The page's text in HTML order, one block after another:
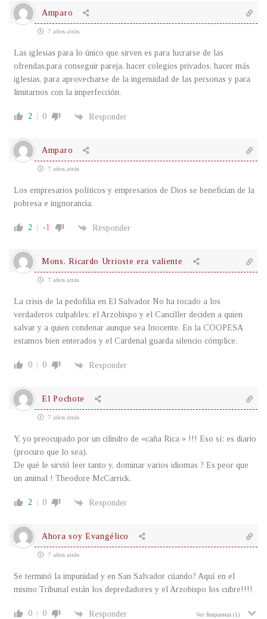
Amparo
7 años atrás
Las iglesias para lo único que sirven es para lucrarse de las
ofrendas,para conseguir pareja, hacer colegios privados, hacer más
iglesias, para aprovecharse de la ingenuidad de las personas y para
limitarnos con la imperfección.
2 0 Responder
Amparo
7 años atrás
Los empresarios políticos y empresarios de Dios se benefician de la
pobresa e ingnorancia.
2 -1 Responder
Mons. Ricardo Urrioste era valiente
7 años atrás
La crisis de la pedofilia en El Salvador No ha tocado a los
verdaderos culpables: el Arzobispo y el Canciller deciden a quien
salvar y a quien condenar aunque sea Inocente. En la COOPESA
estamos bien enterados y el Cardenal guarda silencio cómplice.
0 0 Responder
El Pochote
7 años atrás
Y, yo preocupado por un cilindro de «caña Rica » !!! Eso sí: es diario
(procuro que lo sea).
De qué le sirvió leer tanto y, dominar varios idiomas ? Es peor que
un animal ! Theodore McCarrick.
2 0 Responder
Ahora soy Evangélico
7 años atrás
Se terminó la impunidad y en San Salvador cúando? Aquí en el
mismo Tribunal están los depredadores y el Arzobispo los cubre!!!!
0 0 Responder Ver Respuestas (1)